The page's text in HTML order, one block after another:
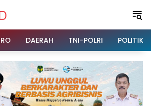
DAERAH TNI-POLRI POLITIK